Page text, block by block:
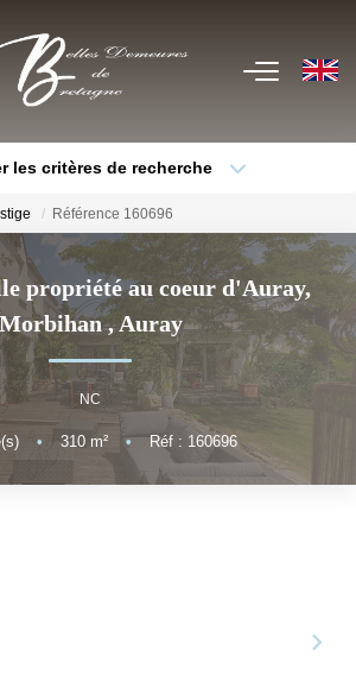
EN
Tous Nos Biens
Châteaux & Manoirs
Avec Étangs, Moulins
Bord De Mer
Équestres, Rurales
Demeures De Charme
ESTIMER
les critères de recherche
Sélectionnez...
Budget max
Créer une alerte
Référence 160696
propriété au coeur d'Auray,
,Auray
NC
• 310 m² • Réf : 160696